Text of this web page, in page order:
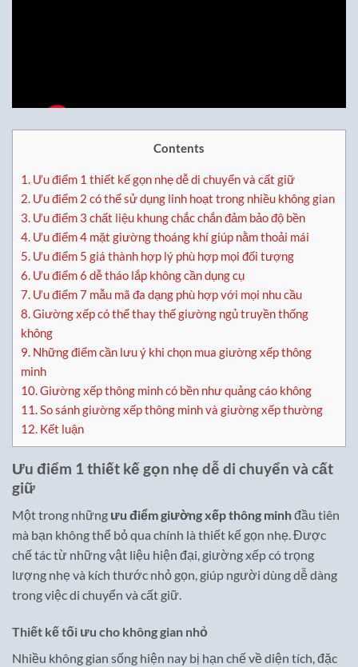
Contents
1. Ưu điểm 1 thiết kế gọn nhẹ dễ di chuyển và cất giữ
2. Ưu điểm 2 có thể sử dụng linh hoạt trong nhiều không gian
3. Ưu điểm 3 chất liệu khung chắc chắn đảm bảo độ bền
4. Ưu điểm 4 mặt giường thoáng khí giúp nằm thoải mái
5. Ưu điểm 5 giá thành hợp lý phù hợp mọi đối tượng
6. Ưu điểm 6 dễ tháo lắp không cần dụng cụ
7. Ưu điểm 7 mẫu mã đa dạng phù hợp với mọi nhu cầu
8.Giường xếp có thể thay thế giường ngủ truyền thống
không
9. Những điểm cần lưu ý khi chọn mua giường xếp thông
minh
10.Giường xếp thông minh có bền như quảng cáo không
11.So sánh giường xếp thông minh và giường xếp thường
12. Kết luận
Ưu điểm 1 thiết kế gọn nhẹ dễ di chuyển và cất
giữ
Một trong những ưu điểm giường xếp thông minhđầu tiên
mà bạn không thể bỏ qua chính là thiết kế gọn nhẹ. Được
chế tác từ những vật liệu hiện đại, giường xếp có trọng
lượng nhẹ và kích thước nhỏ gọn, giúp người dùng dễ dàng
trong việc di chuyển và cất giữ.
Thiết kế tối ưu cho không gian nhỏ
Nhiều không gian sống hiện nay bị hạn chế về diện tích, đặc